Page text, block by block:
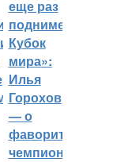
еще раз
поднимет
Кубок
мира»:
Илья
Горохов
— о
фаворитах
чемпионата